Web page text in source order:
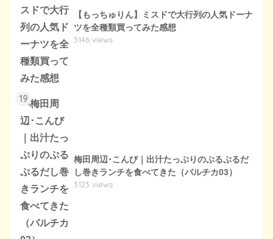
【もっちゅりん】ミスドで大行列の人気ドーナ
ツを全種類買ってみた感想
3146 views
19
梅田周辺･こんび｜出汁たっぷりのぷるぷるだ
し巻きランチを食べてきた（バルチカ03）
3123 views